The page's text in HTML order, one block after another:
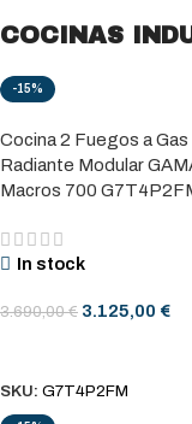
COCINAS
-15%
Cocina 2 Fuegos a Gas
Radiante Modular
Macros 700
In stock
3.690,00€ 3.125,00 €
SKU: G7T4P2FM